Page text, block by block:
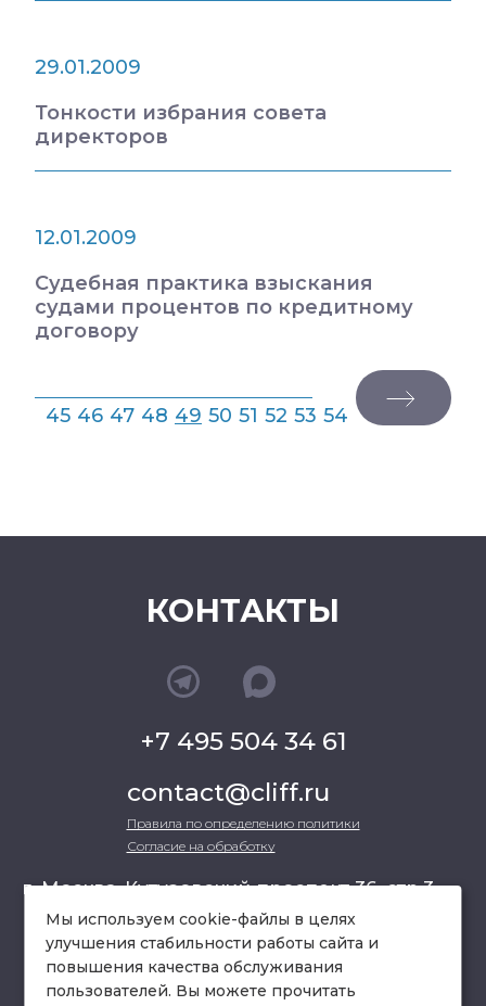
29.01.2009
Тонкости избрания совета
директоров
12.01.2009
Судебная практика взыскания
судами процентов по кредитному
договору
45 46 47 48 49 50 51 52 53 54
КОНТАКТЫ
+7 495 504 34 61
contact@cliff.ru
Правила по определению политики
Согласие на обработку
г. Москва, Кутузовский проспект 36, стр.3 ,
офис 301
схема проезда
Мы используем cookie-файлы в целях
улучшения стабильности работы сайта и
повышения качества обслуживания
пользователей. Вы можете прочитать